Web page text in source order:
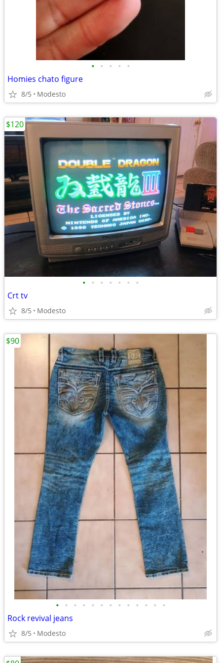
• • • • •
Homies chato figure
8/5 Modesto
• • • • • • •
Crt tv
8/5 Modesto
$120
• • • • • • • • • • • • •
Rock revival jeans
8/5 Modesto
$90